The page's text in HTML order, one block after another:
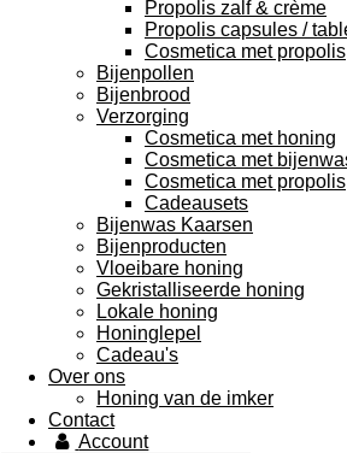
Propolis zalf & crème
Propolis capsules /
Cosmetica met propolis
Bijenpollen
Bijenbrood
Verzorging
Cosmetica met honing
Cosmetica met
Cosmetica met propolis
Cadeausets
Bijenwas Kaarsen
Bijenproducten
Vloeibare honing
Gekristalliseerde honing
Lokale honing
Honinglepel
Cadeau's
Over ons
Honing van de imker
Contact
Account